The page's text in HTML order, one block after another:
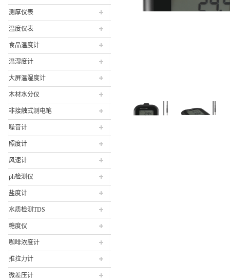
测厚仪表
温度仪表
食品温度计
温湿度计
大屏温湿度计
木材水分仪
非接触式测电笔
噪音计
照度计
风速计
ph检测仪
盐度计
水质检测TDS
糖度仪
咖啡浓度计
推拉力计
微差压计